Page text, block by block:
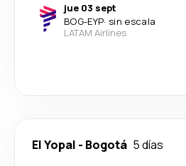
jue 03 sept
BOG-EYP· sin escala
LATAM Airlines
El Yopal - Bogotá 5 días